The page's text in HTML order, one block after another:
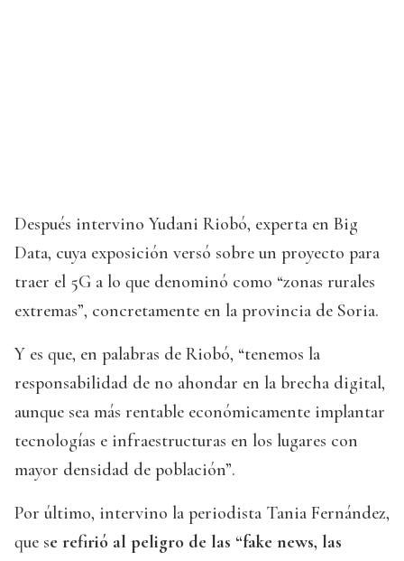
Después intervino Yudani Riobó, experta en Big
Data, cuya exposición versó sobre un proyecto para
traer el 5G a lo que denominó como “zonas rurales
extremas”, concretamente en la provincia de Soria.
Y es que, en palabras de Riobó, “tenemos la
responsabilidad de no ahondar en la brecha digital,
aunque sea más rentable económicamente implantar
tecnologías e infraestructuras en los lugares con
mayor densidad de población”.
Por último, intervino la periodista Tania Fernández,
que se refirió al peligro de las “fake news, las